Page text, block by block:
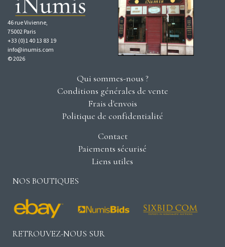
46 rue Vivienne,
75002 Paris
+33 (0)1 40 13 83 19
info@inumis.com
© 2026
Qui sommes-nous ?
Conditions générales de vente
Frais d'envois
Politique de confidentialité
Contact
Paiements sécurisé
Liens utiles
NOS BOUTIQUES
RETROUVEZ-NOUS SUR